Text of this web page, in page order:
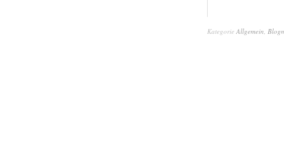
Kategorie Allgemein,